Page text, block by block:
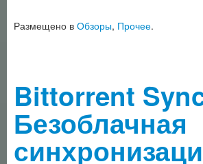
Размещено в Обзоры, Прочее.
Bittorrent
Безоблачная